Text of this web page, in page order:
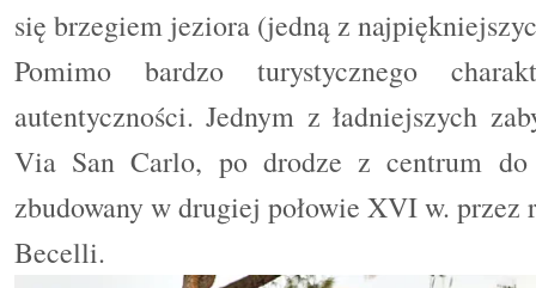
się brzegiem jeziora (jedną z
Pomimo bardzo turystycznego
autentyczności. Jednym z ładniejszych
Via San Carlo, po drodze z centrum
zbudowany w drugiej połowie XVI w. przez
Becelli.